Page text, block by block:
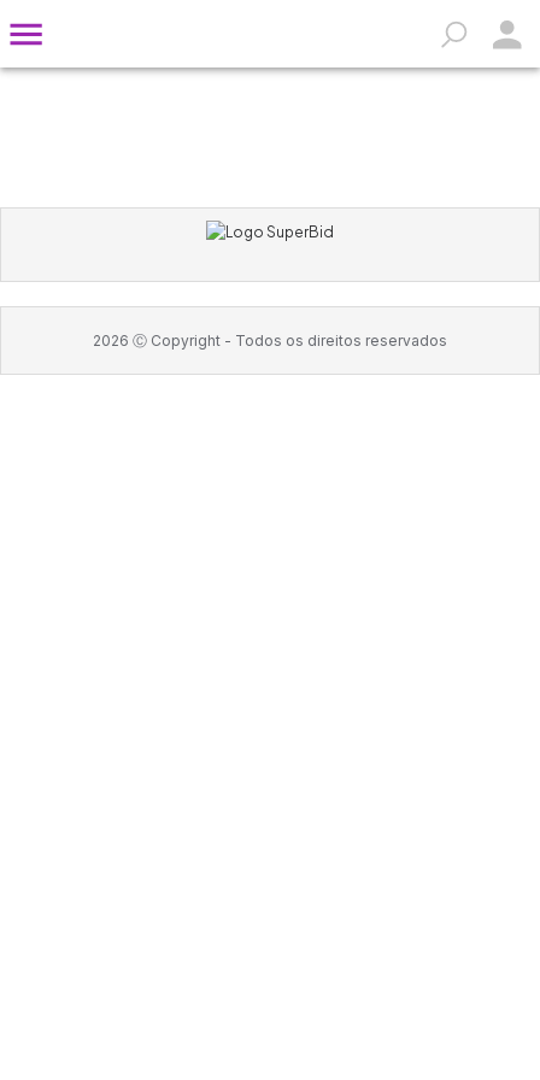
2026 Ⓒ Copyright - Todos os direitos reservados